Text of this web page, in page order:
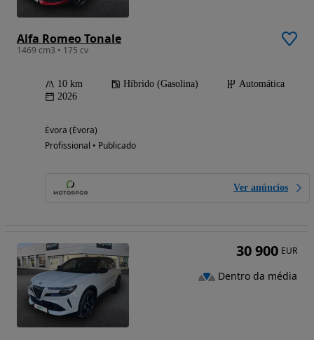
Alfa Romeo Tonale
1469 cm3 • 175 cv
10 km Híbrido (Gasolina)
Automática
2026
Évora (Évora)
Profissional • Publicado
Ver anúncios
30 900 EUR
Dentro da média